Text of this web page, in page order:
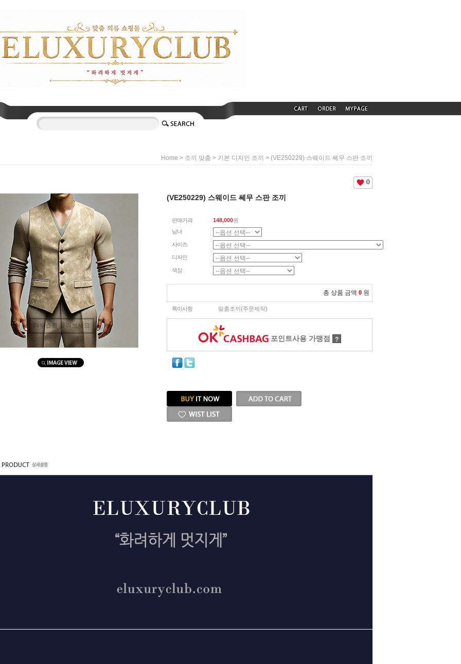
Home > 조끼 맞춤 > 기본 디자인 조끼 > (VE250229) 스웨이드 쎄무 스판 조끼
마우스를 올려보세요
0
(VE250229) 스웨이드 쎄무 스판 조끼
판매가격 148,000원
남녀
사이즈
디자인
색상
총 상품 금액 0 원
특이사항 맞춤조끼(주문제작)
포인트사용 가맹점 ?